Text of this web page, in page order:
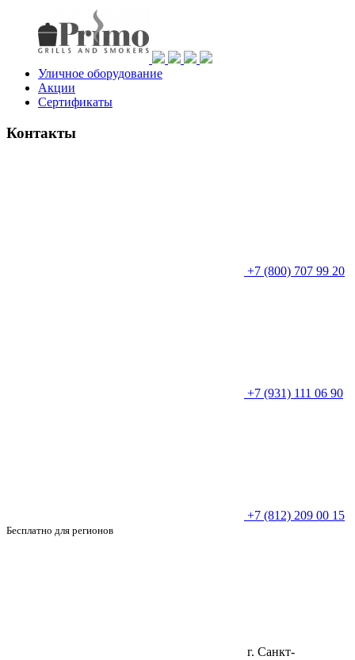
Уличное оборудование
Акции
Сертификаты
Контакты
+7 (800) 707 99 20
+7 (931) 111 06 90
+7 (812) 209 00 15
Бесплатно для регионов
г. Санкт-